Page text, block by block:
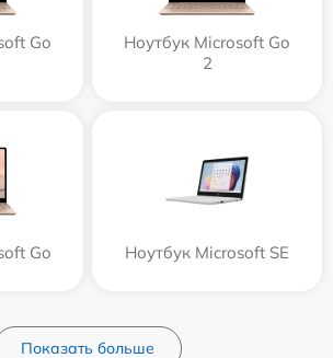
Go
Ноутбук Microsoft Go
2
Go Ноутбук Microsoft SE
Показать больше